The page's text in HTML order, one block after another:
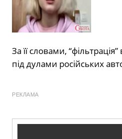
За її словами,
під дулами російських
РЕКЛАМА